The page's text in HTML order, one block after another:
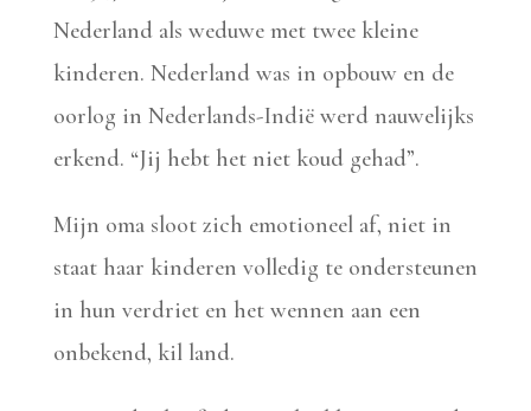
Nederland als weduwe met twee kleine
kinderen. Nederland was in opbouw en de
oorlog in Nederlands-Indië werd nauwelijks
erkend. “Jij hebt het niet koud gehad”.
Mijn oma sloot zich emotioneel af, niet in
staat haar kinderen volledig te ondersteunen
in hun verdriet en het wennen aan een
onbekend, kil land.